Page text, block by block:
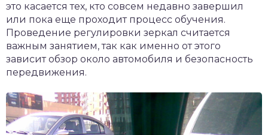
это касается тех, кто совсем недавно завершил
или пока еще проходит процесс обучения.
Проведение регулировки зеркал считается
важным занятием, так как именно от этого
зависит обзор около автомобиля и безопасность
передвижения.